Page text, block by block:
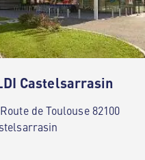
Castelsarrasin
de Toulouse 82100